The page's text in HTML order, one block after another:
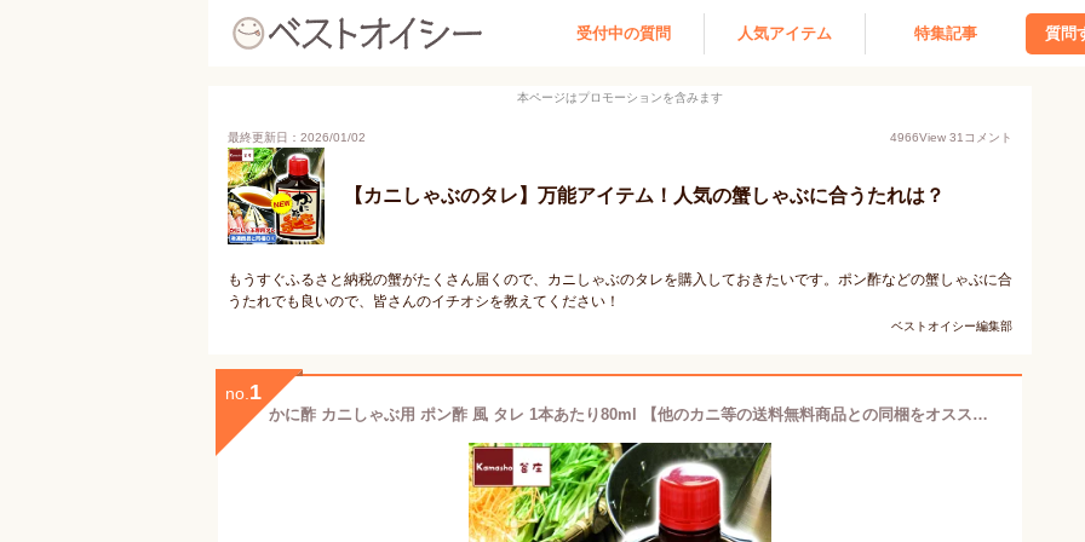
受付中の質問 人気アイテム 特集記事 質問
本ページはプロモーションを含みます
最終更新日：2026/01/02 4966View 31 コメント
【カニしゃぶのタレ】万能アイテム！人気の蟹しゃぶに合うたれは？
もうすぐふるさと納税の蟹がたくさん届くので、カニしゃぶのタレを購入しておきたいです。ポン酢などの蟹しゃぶに合
うたれでも良いので、皆さんのイチオシを教えてください！
ベストオイシー編集部
no. 1
かに酢 カニしゃぶ用 ポン酢 風 タレ 1本あたり80ml 【他のカニ等の送料無料商品との同梱をオススメします】 蟹酢 三杯酢 カニ酢 かにしゃぶのたれ カニしゃぶ たれ